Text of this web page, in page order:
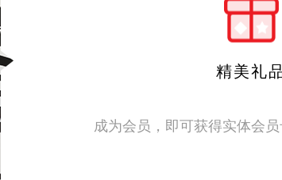
精美礼
成为会员，即可获得实体会员